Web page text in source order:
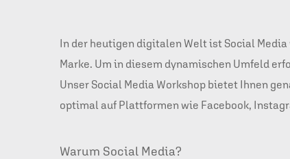
In der heutigen digitalen Welt ist Social
Marke. Um in diesem dynamischen Umfeld
Unser Social Media Workshop bietet Ihnen
optimal auf Plattformen wie Facebook,
Warum Social Media?